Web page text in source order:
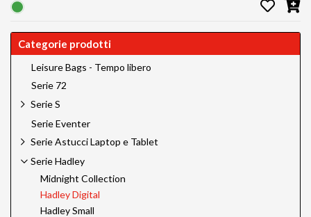
Categorie prodotti
Leisure Bags - Tempo libero
Serie 72
Serie S
Serie Eventer
Serie Astucci Laptop e Tablet
Serie Hadley
Midnight Collection
Hadley Digital
Hadley Small